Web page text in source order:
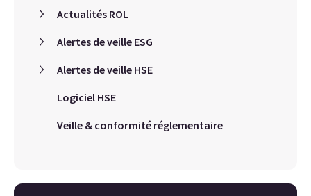
Actualités ROL
Alertes de veille ESG
Alertes de veille HSE
Logiciel HSE
Veille & conformité réglementaire